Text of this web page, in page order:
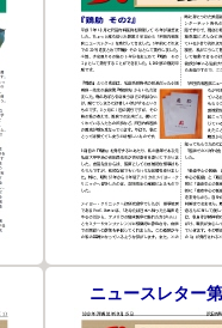
ニュースレター